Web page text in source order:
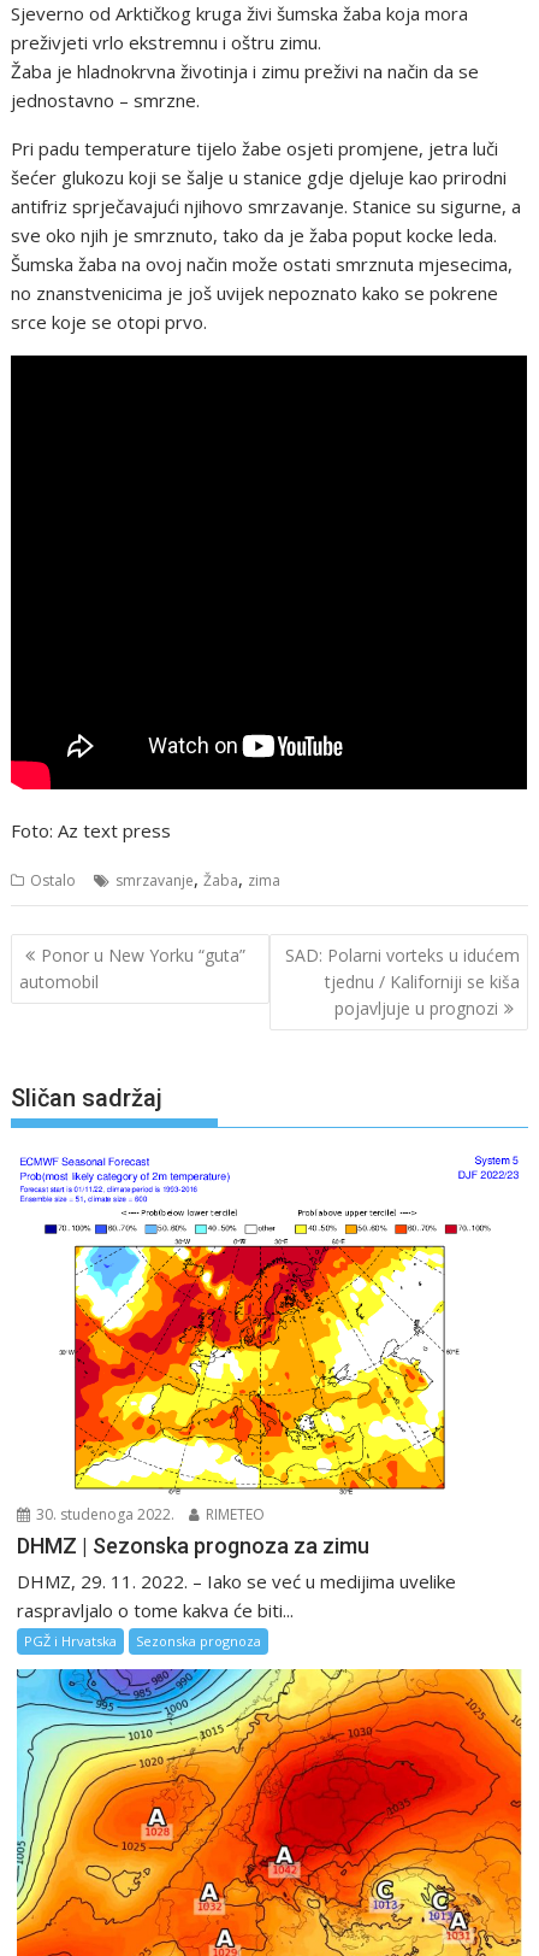
Sjeverno od Arktičkog kruga živi šumska žaba koja mora
preživjeti vrlo ekstremnu i oštru zimu.
Žaba je hladnokrvna životinja i zimu preživi na način da se
jednostavno – smrzne.
Pri padu temperature tijelo žabe osjeti promjene, jetra luči
šećer glukozu koji se šalje u stanice gdje djeluje kao prirodni
antifriz sprječavajući njihovo smrzavanje. Stanice su sigurne, a
sve oko njih je smrznuto, tako da je žaba poput kocke leda.
Šumska žaba na ovoj način može ostati smrznuta mjesecima,
no znanstvenicima je još uvijek nepoznato kako se pokrene
srce koje se otopi prvo.
Foto: Az text press
Ostalo smrzavanje,Žaba, zima
Navigacija
objava
Ponor u New Yorku “guta”
automobil
SAD: Polarni vorteks u idućem
tjednu / Kaliforniji se kiša
pojavljuje u prognozi
Sličan sadržaj
30. studenoga 2022. RIMETEO
DHMZ | Sezonska prognoza za zimu
DHMZ, 29. 11. 2022. – Iako se već u medijima uvelike
raspravljalo o tome kakva će biti...
PGŽ i Hrvatska Sezonska prognoza